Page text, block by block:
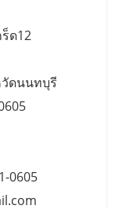
ด12
ดนนทบุรี
0605